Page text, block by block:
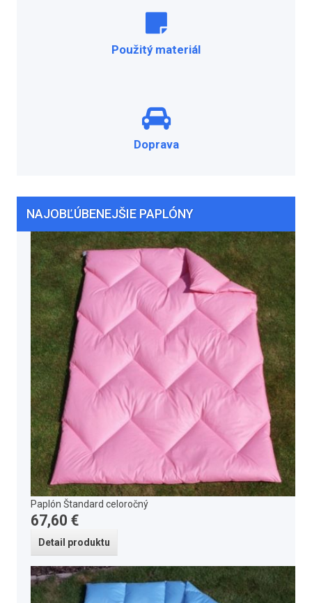
Použitý materiál
Doprava
NAJOBĽÚBENEJŠIE PAPLÓNY
Paplón Štandard celoročný
67,60 €
Detail produktu